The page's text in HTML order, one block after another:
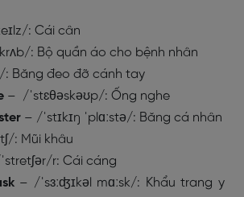
: Cái cân
: Bộ quần áo cho bệnh nhân
: Băng đeo đỡ cánh tay
– /ˈstɛθəskəʊp/: Ống nghe
– /ˈstɪkɪŋ ˈplɑːstə/: Băng cá nhân
: Mũi khâu
r: Cái cáng
– /ˈsɜːʤɪkəl mɑːsk/: Khẩu trang y